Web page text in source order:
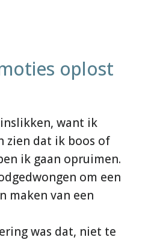
oplost
want ik
zien dat ik boos of
ik gaan opruimen.
om een
maken van een
was dat, niet te